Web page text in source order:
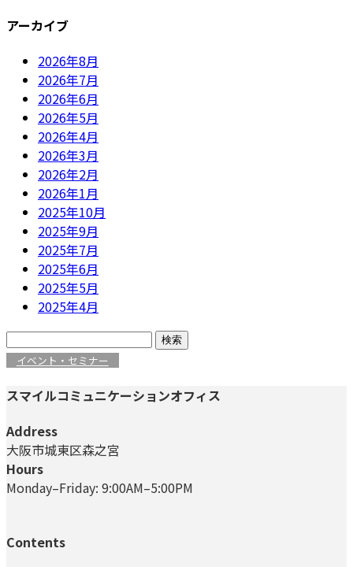
アーカイブ
2026年8月
2026年7月
2026年6月
2026年5月
2026年4月
2026年3月
2026年2月
2026年1月
2025年10月
2025年9月
2025年7月
2025年6月
2025年5月
2025年4月
検
索:イベント・セミナー
スマイルコミュニケーションオフィス
Address
大阪市城東区森之宮
Hours
Monday–Friday: 9:00AM–5:00PM
Contents